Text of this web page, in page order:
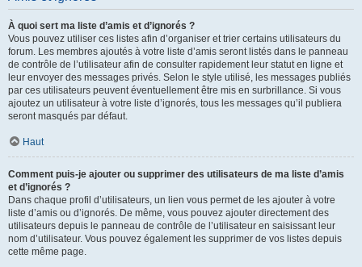
À quoi sert ma liste d’amis et d’ignorés ?
Vous pouvez utiliser ces listes afin d’organiser et trier certains utilisateurs du
forum. Les membres ajoutés à votre liste d’amis seront listés dans le panneau
de contrôle de l’utilisateur afin de consulter rapidement leur statut en ligne et
leur envoyer des messages privés. Selon le style utilisé, les messages publiés
par ces utilisateurs peuvent éventuellement être mis en surbrillance. Si vous
ajoutez un utilisateur à votre liste d’ignorés, tous les messages qu’il publiera
seront masqués par défaut.
Haut
Comment puis-je ajouter ou supprimer des utilisateurs de ma liste d’amis
et d’ignorés ?
Dans chaque profil d’utilisateurs, un lien vous permet de les ajouter à votre
liste d’amis ou d’ignorés. De même, vous pouvez ajouter directement des
utilisateurs depuis le panneau de contrôle de l’utilisateur en saisissant leur
nom d’utilisateur. Vous pouvez également les supprimer de vos listes depuis
cette même page.